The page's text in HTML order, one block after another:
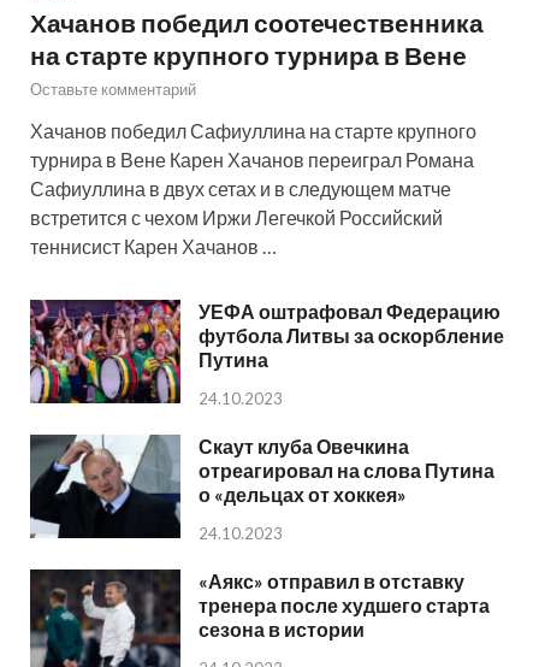
Хачанов победил соотечественника
на старте крупного турнира в Вене
Оставьте комментарий
Хачанов победил Сафиуллина на старте крупного
турнира в Вене Карен Хачанов переиграл Романа
Сафиуллина в двух сетах и в следующем матче
встретится с чехом Иржи Легечкой Российский
теннисист Карен Хачанов …
УЕФА оштрафовал Федерацию
футбола Литвы за оскорбление
Путина
24.10.2023
Скаут клуба Овечкина
отреагировал на слова Путина
о «дельцах от хоккея»
24.10.2023
«Аякс» отправил в отставку
тренера после худшего старта
сезона в истории